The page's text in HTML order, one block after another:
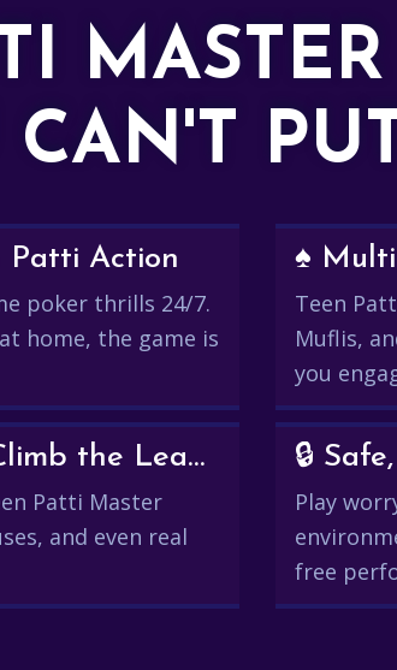
CAN'T
Patti Action
poker thrills 24/7.
home, the game is
♠️
Teen
Muflis,
you
💰 Win Real Rewards and Climb the Leaderboard
Patti Master
and even real
🔒
Play
free